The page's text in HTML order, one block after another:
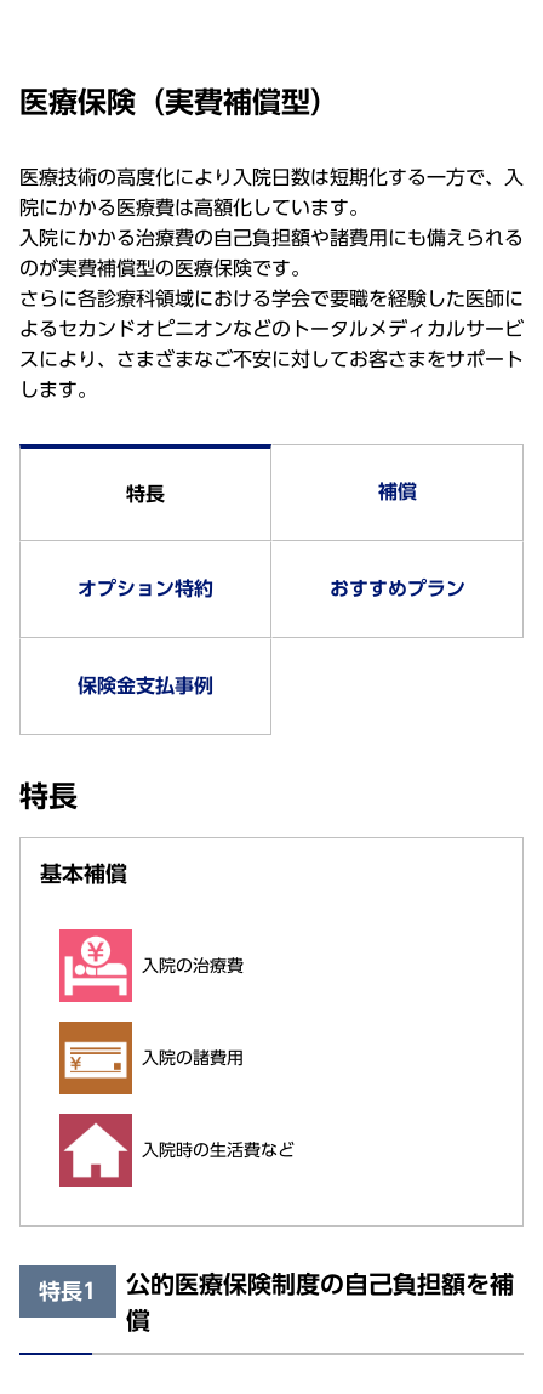
医療保険（実費補償型）
医療技術の高度化により入院日数は短期化する一方で、入
院にかかる医療費は高額化しています。
入院にかかる治療費の自己負担額や諸費用にも備えられる
のが実費補償型の医療保険です。
さらに各診療科領域における学会で要職を経験した医師に
よるセカンドオピニオンなどのトータルメディカルサービ
スにより、さまざまなご不安に対してお客さまをサポート
します。
特長 補償
オプション特約 おすすめプラン
保険金支払事例
特長
基本補償
入院の治療費
入院の諸費用
入院時の生活費など
特長1
公的医療保険制度の自己負担額を補
償